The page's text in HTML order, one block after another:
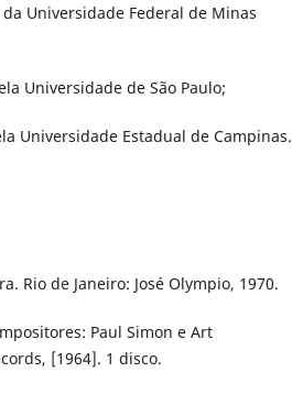
Universidade Federal de Minas
Universidade de São Paulo;
Universidade Estadual de Campinas.
Rio de Janeiro: José Olympio, 1970.
Paul Simon e Art
[1964]. 1 disco.